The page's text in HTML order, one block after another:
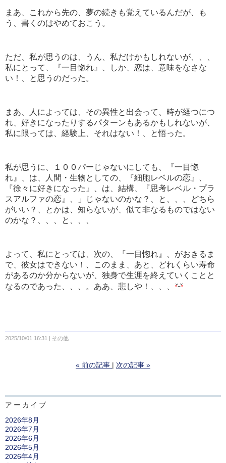
まあ、これから先の、夢の続きも覚えているんだが、も
う、書くのはやめておこう。
ただ、私が思うのは、うん、私だけかもしれないが、、、
私にとって、『一目惚れ』、しか、恋は、意味をなさな
い！、と思うのだった。
まあ、人によっては、その異性と出会って、時が経つにつ
れ、好きになったりするパターンもあるかもしれないが、
私に限っては、経験上、それはない！、と悟った。
私が思うに、１００パーじゃないにしても、『一目惚
れ』、は、人間・生物としての、『細胞レベルの恋』、
『徐々に好きになった』、は、結構、『思考レベル・プラ
スアルファの恋』、」じゃないのかな？、と、、、どちら
がいい？、とかは、知らないが、似て非なるものではない
のかな？、、、と、、、
よって、私にとっては、次の、『一目惚れ』、がおきるま
で、彼女はできない！、このまま、あと、どれくらい寿命
があるのか分からないが、独身で生涯を終えていくことと
なるのであった、、、。ああ、悲しや！、、、
2025/10/01 16:31 その他
« 前の記事 次の記事 »
アーカイブ
2026年8月
2026年7月
2026年6月
2026年5月
2026年4月